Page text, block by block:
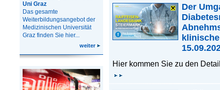
Uni Graz
Das gesamte
Weiterbildungsangebot der
Medizinischen Universität
Graz finden Sie hier...
weiter
Der
Hier kommen Sie zu den